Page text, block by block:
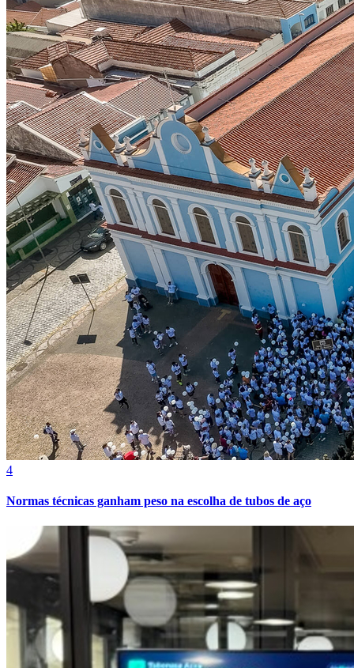
Internacional
Atlético-MG
4
Normas técnicas ganham peso na escolha de tubos de aço